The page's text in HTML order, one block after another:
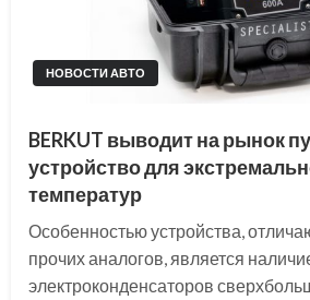
НОВОСТИ АВТО
BERKUT выводит на рынок
устройство для
температур
Особенностью устройства,
прочих аналогов, является
электроконденсаторов